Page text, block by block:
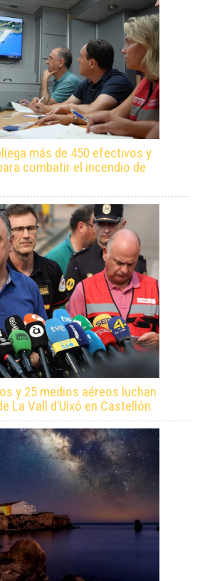
más de 450 efectivos y
combatir el incendio de
y 25 medios aéreos luchan
La Vall d’Uixó en Castellón